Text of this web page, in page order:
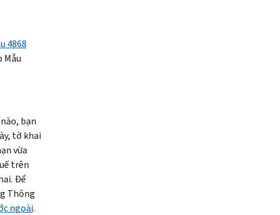
4868
Mẫu
bạn
tờ khai
vừa
trên
Để
Thông
ngoài.